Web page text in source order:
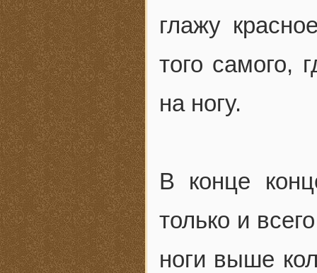
глажу
того самого,
на ногу.
В конце
только и
ноги выше